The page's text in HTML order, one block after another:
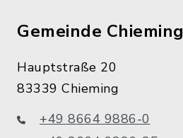
Gemeinde Chieming
Hauptstraße 20
83339 Chieming
+49 8664 9886-0